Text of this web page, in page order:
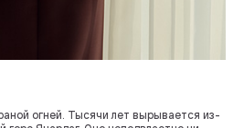
огней. Тысячи лет вырывается из-